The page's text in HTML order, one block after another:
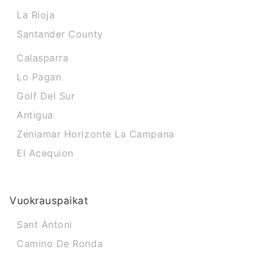
La Rioja
Santander County
Calasparra
Lo Pagan
Golf Del Sur
Antigua
Zeniamar Horizonte La Campana
El Acequion
Vuokrauspaikat
Sant Antoni
Camino De Ronda